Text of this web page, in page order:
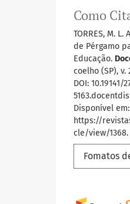
Como
TORRES, M.
de Pérgamo
Educação.
coelho (SP), v.
DOI: 10.19141/
Disponível em:
https://
cle/view/1368.
Fomatos